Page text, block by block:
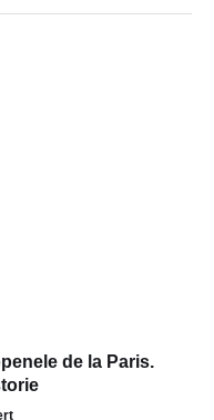
de la Paris.